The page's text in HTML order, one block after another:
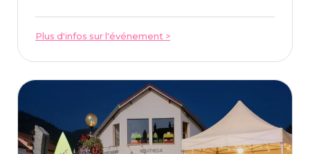
Plus d'infos sur l'événement >